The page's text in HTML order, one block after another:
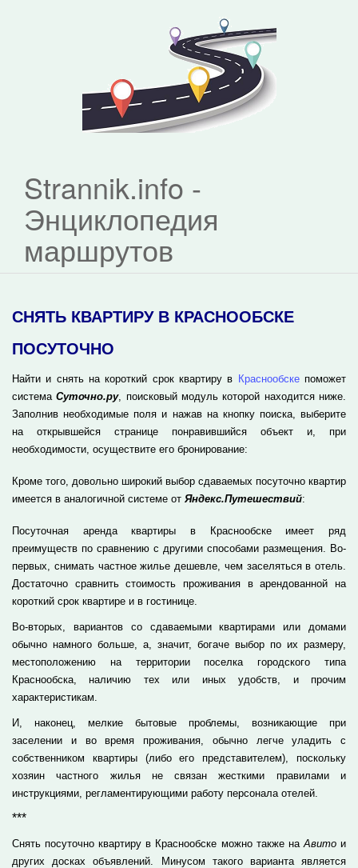
Strannik.info -
Энциклопедия
маршрутов
СНЯТЬ КВАРТИРУ В КРАСНООБСКЕ
ПОСУТОЧНО
Найти и снять на короткий срок квартиру в Краснообскепоможет
системаСуточно.ру, поисковый модуль которой находится ниже.
Заполнив необходимые поля и нажав на кнопку поиска, выберите
на открывшейся странице понравившийся объект и, при
необходимости, осуществите его бронирование:
Кроме того, довольно широкий выбор сдаваемых посуточно квартир
имеется в аналогичной системе от Яндекс.Путешествий:
Посуточная аренда квартиры в Краснообске имеет ряд
преимуществ по сравнению с другими способами размещения. Во-
первых, снимать частное жилье дешевле, чем заселяться в отель.
Достаточно сравнить стоимость проживания в арендованной на
короткий срок квартире и в гостинице.
Во-вторых, вариантов со сдаваемыми квартирами или домами
обычно намного больше, а, значит, богаче выбор по их размеру,
местоположению на территории поселка городского типа
Краснообска, наличию тех или иных удобств, и прочим
характеристикам.
И, наконец, мелкие бытовые проблемы, возникающие при
заселении и во время проживания, обычно легче уладить с
собственником квартиры (либо его представителем), поскольку
хозяин частного жилья не связан жесткими правилами и
инструкциями, регламентирующими работу персонала отелей.
***
Снять посуточно квартиру в Краснообске можно также наАвитои
других досках объявлений. Минусом такого варианта является